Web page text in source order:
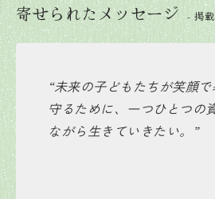
寄せられたメッセージ - 掲
“未来の子どもたちが笑顔
守るために、一つひとつの
ながら生きていきたい。”